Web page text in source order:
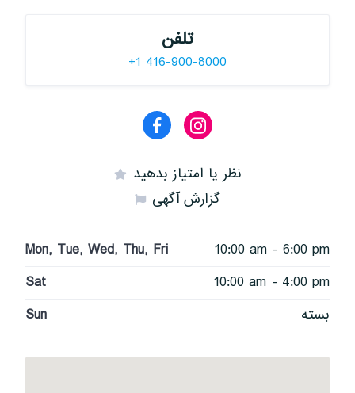
تلفن
+1 416-900-8000
نظر یا امتیاز بدهید
گزارش آگهی
Mon, Tue, Wed, Thu, Fri
10:00 am - 6:00 pm
Sat
10:00 am - 4:00 pm
Sun
بسته